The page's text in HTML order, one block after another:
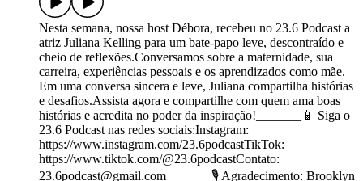
Nesta semana, nossa host Débora, recebeu no 23.6 Podcast a
atriz Juliana Kelling para um bate-papo leve, descontraído e
cheio de reflexões.Conversamos sobre a maternidade, sua
carreira, experiências pessoais e os aprendizados como mãe.
Em uma conversa sincera e leve, Juliana compartilha histórias
e desafios.Assista agora e compartilhe com quem ama boas
histórias e acredita no poder da inspiração!_______📱 Siga o
23.6 Podcast nas redes sociais:Instagram:
https://www.instagram.com/23.6podcastTikTok:
https://www.tiktok.com/@23.6podcastContato:
23.6podcast@gmail.com_______🎙️ Agradecimento: Brooklyn